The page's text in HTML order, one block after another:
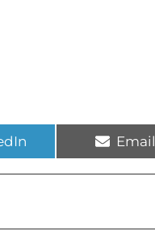
Email